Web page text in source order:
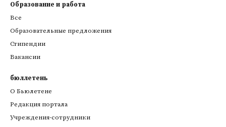
Образование и работа
Все
Образовательные предложения
Стипендии
Вакансии
бюллетень
О Бьюлетене
Редакция портала
Учреждения-сотрудники